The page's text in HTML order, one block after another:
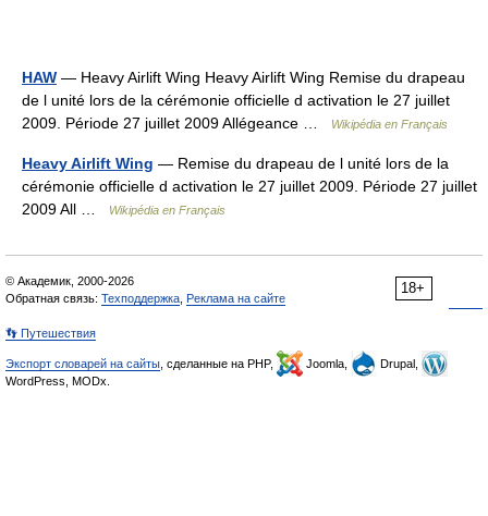
HAW — Heavy Airlift Wing Heavy Airlift Wing Remise du drapeau
de l unité lors de la cérémonie officielle d activation le 27 juillet
2009. Période 27 juillet 2009 Allégeance …
Wikipédia en Français
Heavy Airlift Wing — Remise du drapeau de l unité lors de la
cérémonie officielle d activation le 27 juillet 2009. Période 27 juillet
2009 All …
Wikipédia en Français
18+
© Академик, 2000-2026
Обратная связь: Техподдержка Реклама на сайте
👣 Путешествия
Экспорт словарей на сайты , сделанные на PHP, Joomla,
Drupal,
WordPress, MODx.